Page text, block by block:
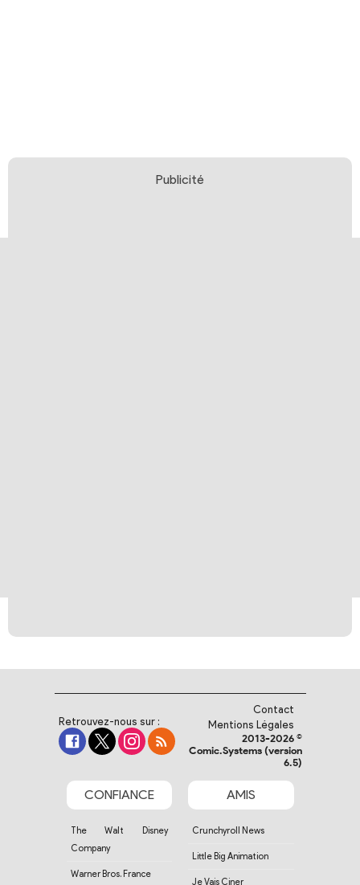
Publicité
Retrouvez-nous sur :
Contact
Mentions Légales
2013-2026 ©
Comic.Systems (version
6.5)
CONFIANCE
The Walt Disney
Company
Warner Bros. France
AMIS
Crunchyroll News
Little Big Animation
Je Vais Ciner